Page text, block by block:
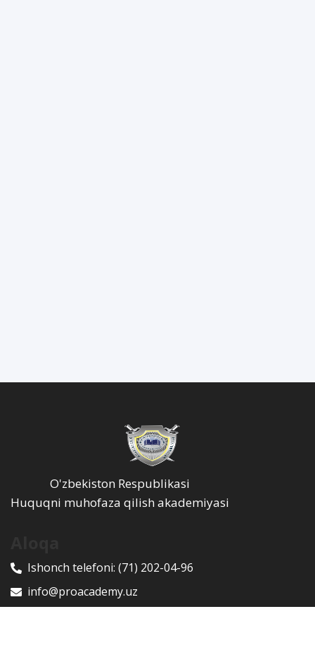
O'zbekiston Respublikasi
Huquqni muhofaza qilish akademiyasi
Ishonch telefoni: (71) 202-04-96
info@proacademy.uz